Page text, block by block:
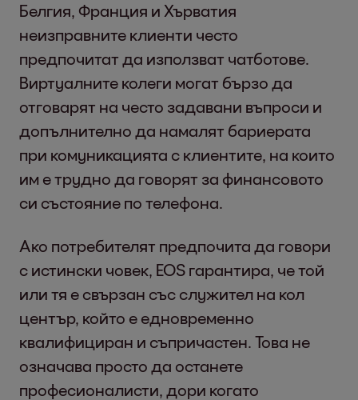
Белгия, Франция и Хърватия
неизправните клиенти често
предпочитат да използват чатботове.
Виртуалните колеги могат бързо да
отговарят на често задавани въпроси и
допълнително да намалят бариерата
при комуникацията с клиентите, на които
им е трудно да говорят за финансовото
си състояние по телефона.
Ако потребителят предпочита да говори
с истински човек, EOS гарантира, че той
или тя е свързан със служител на кол
център, който е едновременно
квалифициран и съпричастен. Това не
означава просто да останете
професионалисти, дори когато